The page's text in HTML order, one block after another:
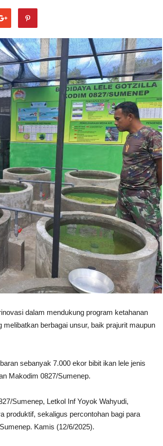
dalam mendukung program ketahanan
berbagai unsur, baik prajurit maupun
sebanyak 7.000 ekor bibit ikan lele jenis
Makodim 0827/Sumenep.
Sumenep, Letkol Inf Yoyok Wahyudi,
produktif, sekaligus percontohan bagi para
Kamis (12/6/2025).